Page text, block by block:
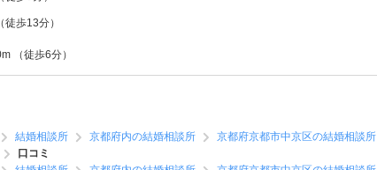
歩13分）
（徒歩6分）
結婚相談所 京都府内の結婚相談所
京都府京都市中京区の結婚相談所
口コミ